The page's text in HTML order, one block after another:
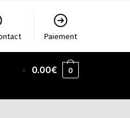
Paiement
0.00€ 0